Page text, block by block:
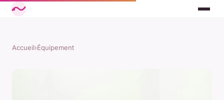
Accueil›Équipement